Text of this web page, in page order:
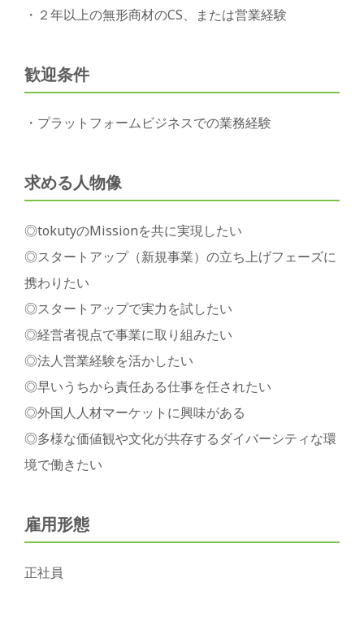
・２年以上の無形商材のCS、または営業経験
歓迎条件
・プラットフォームビジネスでの業務経験
求める人物像
◎tokutyのMissionを共に実現したい
◎スタートアップ（新規事業）の立ち上げフェーズに
携わりたい
◎スタートアップで実力を試したい
◎経営者視点で事業に取り組みたい
◎法人営業経験を活かしたい
◎早いうちから責任ある仕事を任されたい
◎外国人人材マーケットに興味がある
◎多様な価値観や文化が共存するダイバーシティな環
境で働きたい
雇用形態
正社員